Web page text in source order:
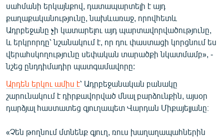
սահմանի երկայնքով, դատապարտելի է այդ
քաղաքականությունը, նախևառաջ, որովհետև
Ադրբեջանը չի կատարելու այդ պարտավորվածությունը,
և երկրորդը՝ նշանակում է, որ դու փաստացի կորցնում ես
վերահսկողությունը սեփական տարածքի նկատմամբ», -
նշեց ընդդիմադիր պատգամավորը:
Արդեն երկու ամիս է՝ Ադրբեջանական բանակը
շարունակում է դիրքավորված մնալ բարձունքին, այսօր
դարձյալ հաստատեց գյուղապետ Վարդան Միքայելյանը։
«Չեն թողնում մտնենք գյուղ, ռուս խաղաղապահներին